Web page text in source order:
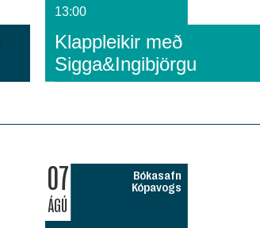
13:00
Klappleikir með
Sigga&Ingibjörgu
07
ÁGÚ
Bókasafn
Kópavogs